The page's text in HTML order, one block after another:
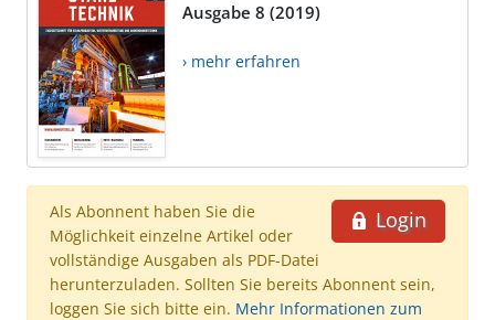
Ausgabe 8 (2019)
› mehr erfahren
Login
Als Abonnent haben Sie die
Möglichkeit einzelne Artikel oder
vollständige Ausgaben als PDF-Datei
herunterzuladen. Sollten Sie bereits Abonnent sein,
loggen Sie sich bitte ein. Mehr Informationen zum